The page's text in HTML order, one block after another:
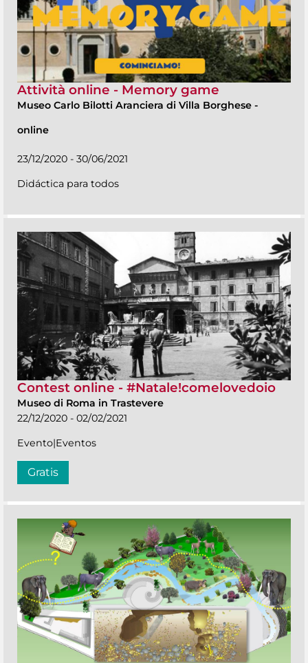
Attività online - Memory game
Museo Carlo Bilotti Aranciera di Villa Borghese -
online
23/12/2020 - 30/06/2021
Didáctica para todos
Contest online - #Natale!comelovedoio
Museo di Roma in Trastevere
22/12/2020 - 02/02/2021
Evento|Eventos
Gratis